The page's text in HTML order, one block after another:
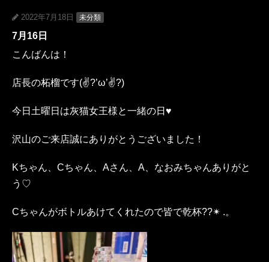
2022年7月18日 未分類
7月16日
こんばんは！
店長の柘榴です(✌?️’ω’✌?️)
今日土曜日は灰猫女王様と一緒の日♥
沢山のご来店誠にありがとうございました！
Kちゃん、Cちゃん、Aさん、A、なおみちゃんありがと
う♡
Cちゃんがボトルあけてくれたので皆で乾杯??✴︎ .。